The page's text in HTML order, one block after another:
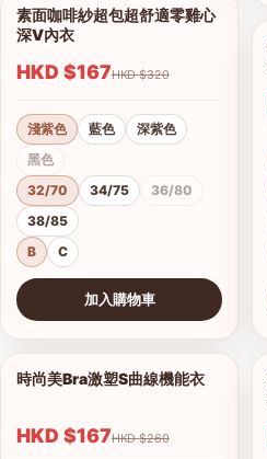
1/14
素面咖啡紗超包超舒適零雞心
深V內衣
HKD $167 HKD $320
淺紫色 藍色
深紫色
黑色
32/70
34/75
36/80
38/85
B
C
加入購物車
1/2
查看圖片
時尚美Bra激塑S曲線機能衣
HKD $167 HKD $260
港澳中文